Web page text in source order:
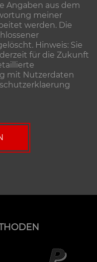
Angaben aus dem
meiner
werden. Die
Hinweis: Sie
für die Zukunft
mit Nutzerdaten